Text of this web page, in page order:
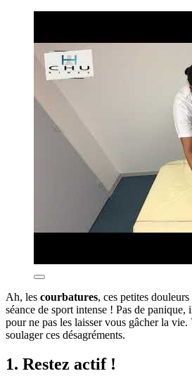
Ah, les courbatures, ces petites
séance de sport intense ! Pas de panique,
pour ne pas les laisser vous gâcher la
soulager ces désagréments.
1. Restez actif !